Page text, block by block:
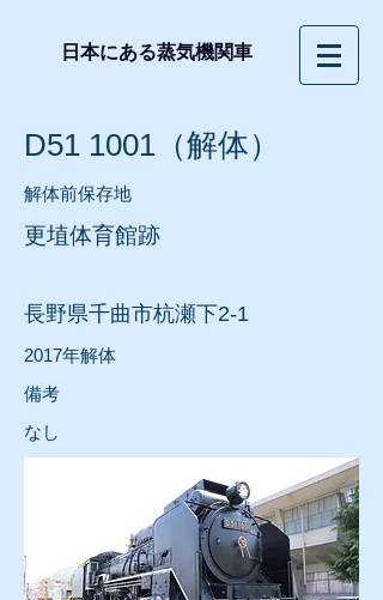
日本にある蒸気機関車
D51 1001（解体）
解体前保存地
更埴体育館跡
長野県千曲市杭瀬下2-1
2017年解体
​備考
​なし